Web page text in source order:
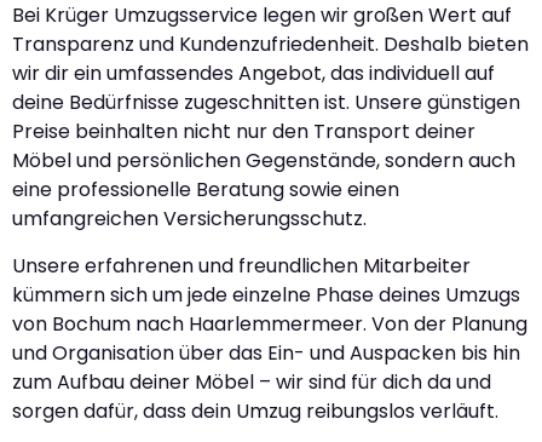
Bei Krüger Umzugsservice legen wir großen Wert auf
Transparenz und Kundenzufriedenheit. Deshalb bieten
wir dir ein umfassendes Angebot, das individuell auf
deine Bedürfnisse zugeschnitten ist. Unsere günstigen
Preise beinhalten nicht nur den Transport deiner
Möbel und persönlichen Gegenstände, sondern auch
eine professionelle Beratung sowie einen
umfangreichen Versicherungsschutz.
Unsere erfahrenen und freundlichen Mitarbeiter
kümmern sich um jede einzelne Phase deines Umzugs
von Bochum nach Haarlemmermeer. Von der Planung
und Organisation über das Ein- und Auspacken bis hin
zum Aufbau deiner Möbel – wir sind für dich da und
sorgen dafür, dass dein Umzug reibungslos verläuft.